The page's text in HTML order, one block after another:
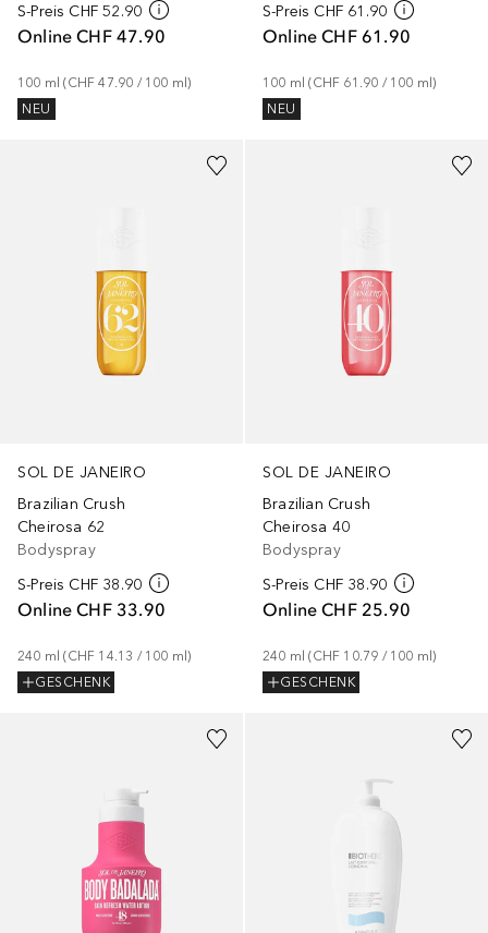
S-Preis CHF 52.90
Online CHF 47.90
100 ml (CHF 47.90 / 100 ml)
NEU
S-Preis CHF 61.90
Online CHF 61.90
100 ml (CHF 61.90 / 100 ml)
NEU
SOL DE JANEIRO
Brazilian Crush
Cheirosa 62
Bodyspray
S-Preis CHF 38.90
Online CHF 33.90
240 ml (CHF 14.13 / 100 ml)
GESCHENK
SOL DE JANEIRO
Brazilian Crush
Cheirosa 40
Bodyspray
S-Preis CHF 38.90
Online CHF 25.90
240 ml (CHF 10.79 / 100 ml)
GESCHENK